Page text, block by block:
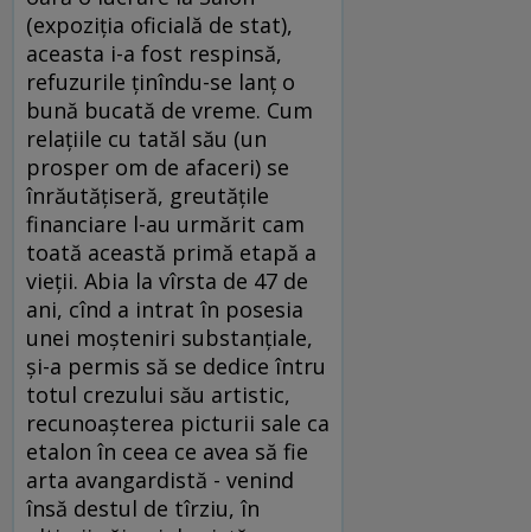
(expoziţia oficială de stat),
aceasta i-a fost respinsă,
refuzurile ţinîndu-se lanţ o
bună bucată de vreme. Cum
relaţiile cu tatăl său (un
prosper om de afaceri) se
înrăutăţiseră, greutăţile
financiare l-au urmărit cam
toată această primă etapă a
vieţii. Abia la vîrsta de 47 de
ani, cînd a intrat în posesia
unei moşteniri substanţiale,
şi-a permis să se dedice întru
totul crezului său artistic,
recunoaşterea picturii sale ca
etalon în ceea ce avea să fie
arta avangardistă - venind
însă destul de tîrziu, în